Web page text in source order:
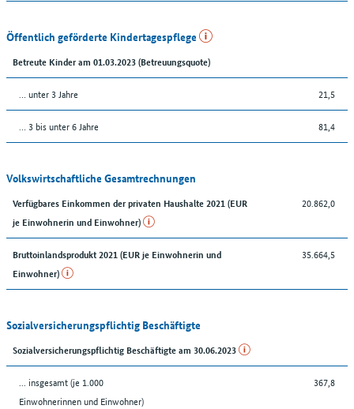
Öffentlich geförderte Kindertagespflege
Betreute Kinder am 01.03.2023 (Betreuungsquote)
… unter 3 Jahre 21,5
… 3 bis unter 6 Jahre 81,4
Volkswirtschaftliche Gesamtrechnungen
Verfügbares Einkommen der privaten Haushalte 2021 (EUR
je Einwohnerin und Einwohner)
20.862,0
Bruttoinlandsprodukt 2021 (EUR je Einwohnerin und
Einwohner)
35.664,5
Sozialversicherungspflichtig Beschäftigte
Sozialversicherungspflichtig Beschäftigte am 30.06.2023
... insgesamt (je 1.000
Einwohnerinnen und Einwohner)
367,8